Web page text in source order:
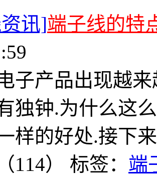
讯]端子线的特
子产品出现越
独钟.为什么这
样的好处.接下
114） 标签： 端